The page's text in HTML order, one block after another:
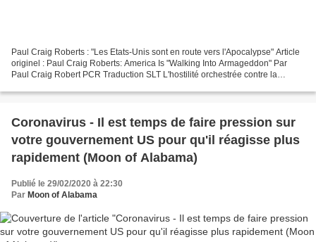
Paul Craig Roberts : "Les Etats-Unis sont en route vers l'Apocalypse" Article
originel : Paul Craig Roberts: America Is "Walking Into Armageddon" Par
Paul Craig Robert PCR Traduction SLT L'hostilité orchestrée contre la
Coronavirus - Il est temps de faire pression sur
votre gouvernement US pour qu'il réagisse plus
rapidement (Moon of Alabama)
Publié le 29/02/2020 à 22:30
Par Moon of Alabama